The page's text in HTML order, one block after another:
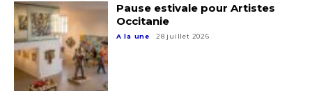
Nom
Prénom
Pause estivale pour Artistes
Occitanie
A la une 28 juillet 2026